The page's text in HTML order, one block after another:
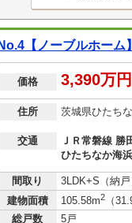
【ノーブルホーム】
価格 3,390万円
住所 茨城県ひたち
交通
ＪＲ常磐線 勝
ひたちなか海
間取り
3LDK+S（納戸
建物面積
105.58m2 （
総戸数
5戸